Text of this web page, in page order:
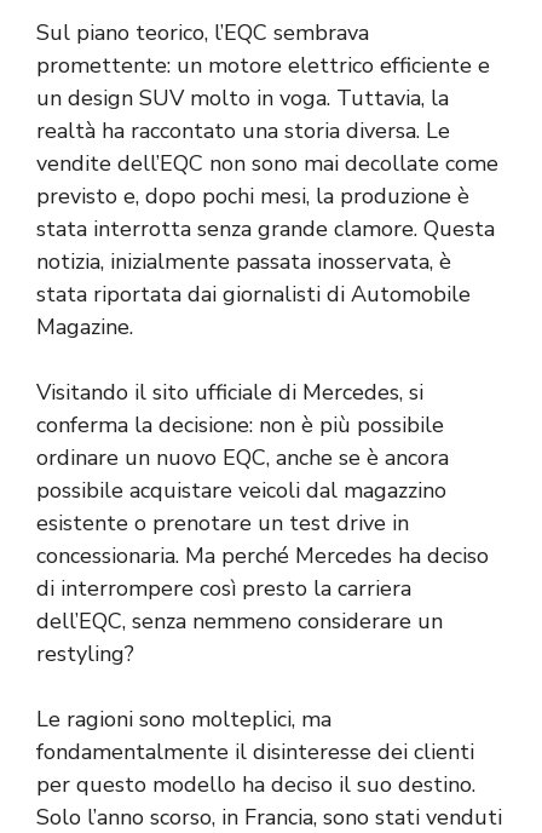
Sul piano teorico, l’EQC sembrava
promettente: un motore elettrico efficiente e
un design SUV molto in voga. Tuttavia, la
realtà ha raccontato una storia diversa. Le
vendite dell’EQC non sono mai decollate come
previsto e, dopo pochi mesi, la produzione è
stata interrotta senza grande clamore. Questa
notizia, inizialmente passata inosservata, è
stata riportata dai giornalisti di Automobile
Magazine.
Visitando il sito ufficiale di Mercedes, si
conferma la decisione: non è più possibile
ordinare un nuovo EQC, anche se è ancora
possibile acquistare veicoli dal magazzino
esistente o prenotare un test drive in
concessionaria. Ma perché Mercedes ha deciso
di interrompere così presto la carriera
dell’EQC, senza nemmeno considerare un
restyling?
Le ragioni sono molteplici, ma
fondamentalmente il disinteresse dei clienti
per questo modello ha deciso il suo destino.
Solo l’anno scorso, in Francia, sono stati venduti